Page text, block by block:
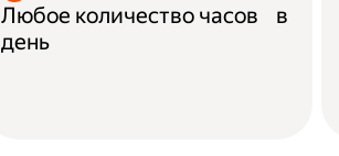
Любое количество часов в
день